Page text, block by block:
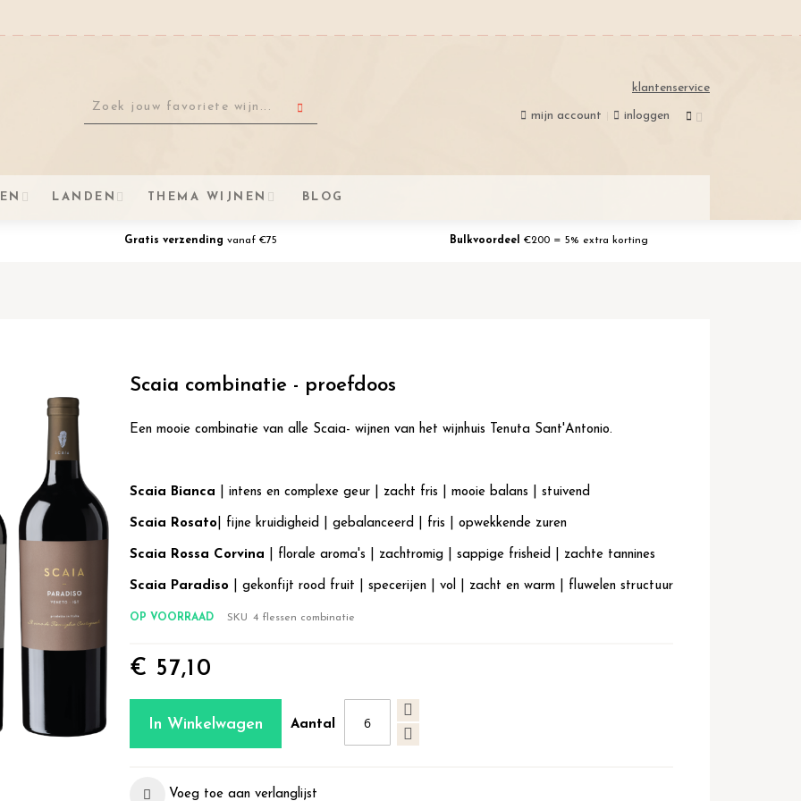
klantenservice
mijn account inloggen
LANDEN THEMA WIJNEN BLOG
Gratis verzending vanaf €75 Bulkvoordeel €200 = 5% extra korting
Scaia combinatie - proefdoos
Een mooie combinatie van alle Scaia- wijnen van het wijnhuis Tenuta Sant'Antonio.
Scaia Bianca | intens en complexe geur | zacht fris | mooie balans | stuivend
Scaia Rosato | fijne kruidigheid | gebalanceerd | fris | opwekkende zuren
Scaia Rossa Corvina | florale aroma's | zachtromig | sappige frisheid | zachte tannines
Scaia Paradiso | gekonfijt rood fruit | specerijen | vol | zacht en warm | fluwelen structuur
OP VOORRAAD SKU 4 flessen combinatie
€ 57,10
Aantal
In Winkelwagen
Voeg toe aan verlanglijst